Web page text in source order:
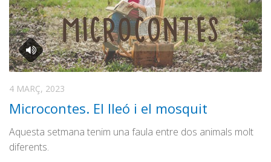
4 MARÇ, 2023
Microcontes. El lleó i el mosquit
Aquesta setmana tenim una faula entre dos animals molt
diferents.